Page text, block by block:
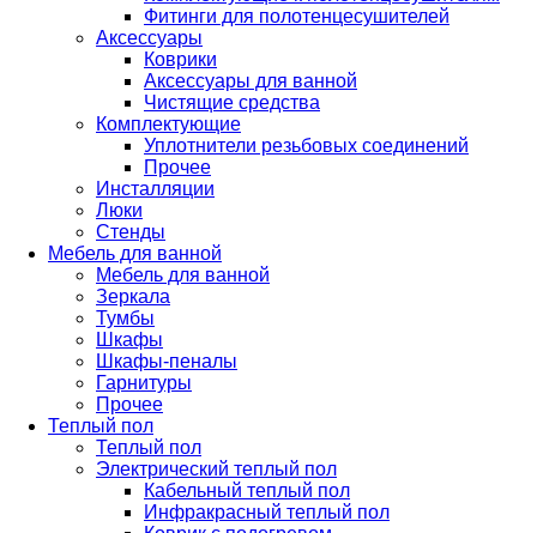
Фитинги для полотенцесушителей
Аксессуары
Коврики
Аксессуары для ванной
Чистящие средства
Комплектующие
Уплотнители резьбовых соединений
Прочее
Инсталляции
Люки
Стенды
Мебель для ванной
Мебель для ванной
Зеркала
Тумбы
Шкафы
Шкафы-пеналы
Гарнитуры
Прочее
Теплый пол
Теплый пол
Электрический теплый пол
Кабельный теплый пол
Инфракрасный теплый пол